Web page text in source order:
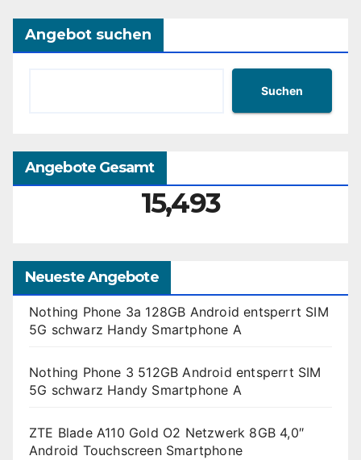
Angebot suchen
Suchen
Angebote Gesamt
15,493
Neueste Angebote
Nothing Phone 3a 128GB Android entsperrt SIM
5G schwarz Handy Smartphone A
Nothing Phone 3 512GB Android entsperrt SIM
5G schwarz Handy Smartphone A
ZTE Blade A110 Gold O2 Netzwerk 8GB 4,0″
Android Touchscreen Smartphone